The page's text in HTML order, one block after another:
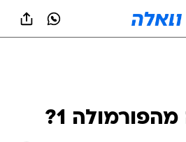
1?